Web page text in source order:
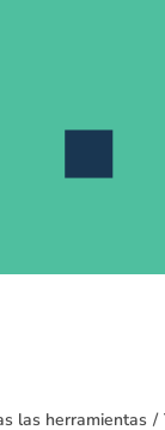
las herramientas /